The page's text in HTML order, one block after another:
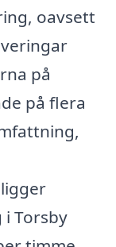
oavsett
på
på flera
Torsby